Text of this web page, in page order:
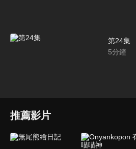
第24集
5分鐘
推薦影片